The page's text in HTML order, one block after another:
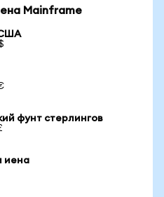
Mainframe
фунт стерлингов
иена